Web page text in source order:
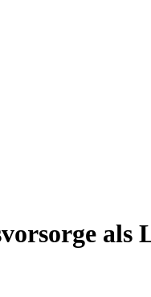
als